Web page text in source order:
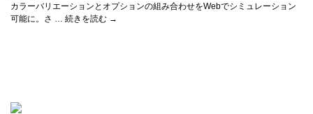
カラーバリエーションとオプションの組み合わせをWebでシミュレーション
可能に。さ … 続きを読む →